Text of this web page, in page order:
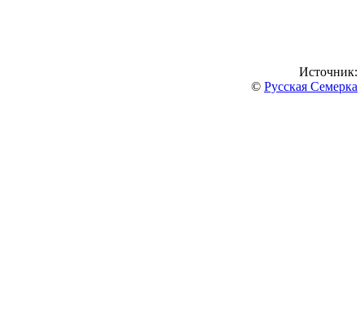
Источник:
© Русская Семерка